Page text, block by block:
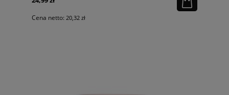
Cena netto: 20,32 zł